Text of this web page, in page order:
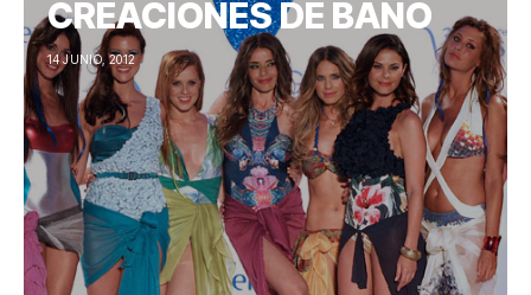
CREACIONES DE BAÑO
14 JUNIO, 2012